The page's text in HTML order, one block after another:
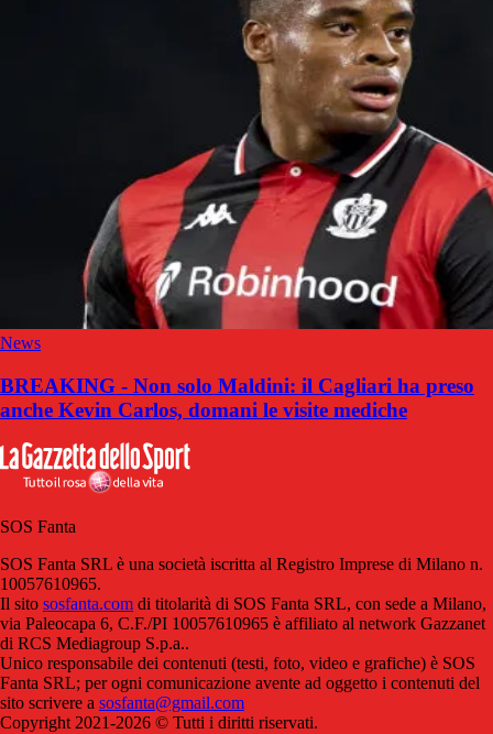
News
BREAKING - Non solo Maldini: il Cagliari ha preso
anche Kevin Carlos, domani le visite mediche
SOS Fanta
SOS Fanta SRL è una società iscritta al Registro Imprese di Milano n.
10057610965.
Il sito sosfanta.com di titolarità di SOS Fanta SRL, con sede a Milano,
via Paleocapa 6, C.F./PI 10057610965 è affiliato al network Gazzanet
di RCS Mediagroup S.p.a..
Unico responsabile dei contenuti (testi, foto, video e grafiche) è SOS
Fanta SRL; per ogni comunicazione avente ad oggetto i contenuti del
sito scrivere a sosfanta@gmail.com
Copyright 2021-2026 © Tutti i diritti riservati.